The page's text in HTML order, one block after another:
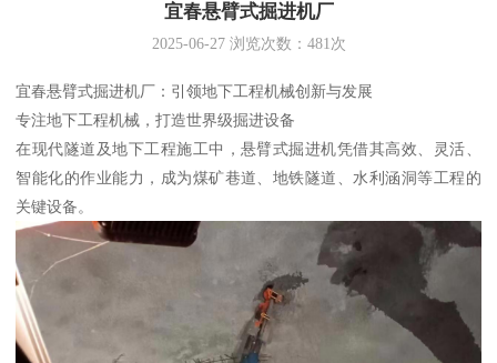
宜春悬臂式掘进机厂
2025-06-27浏览次数： 481次
宜春悬臂式掘进机厂：引领地下工程机械创新与发展
专注地下工程机械，打造世界级掘进设备
在现代隧道及地下工程施工中，悬臂式掘进机凭借其高效、灵活、
智能化的作业能力，成为煤矿巷道、地铁隧道、水利涵洞等工程的
关键设备。